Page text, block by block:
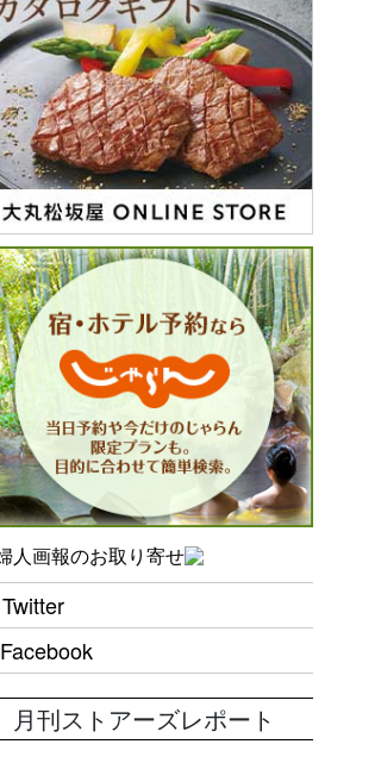
Twitter
Facebook
月刊ストアーズレポート